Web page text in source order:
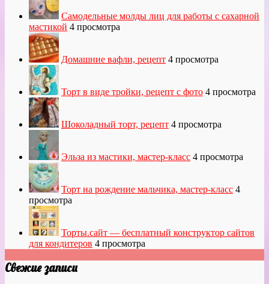
Самодельные молды лиц для работы с сахарной
мастикой 4 просмотра
Домашние вафли, рецепт 4 просмотра
Торт в виде тройки, рецепт с фото 4 просмотра
Шоколадный торт, рецепт 4 просмотра
Эльза из мастики, мастер-класс 4 просмотра
Торт на рождение мальчика, мастер-класс 4
просмотра
Торты.сайт — бесплатный конструктор сайтов
для кондитеров 4 просмотра
Свежие записи